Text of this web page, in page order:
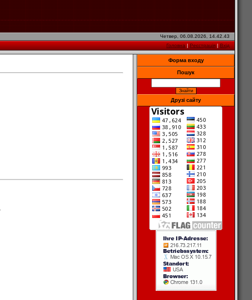
Четвер, 06.08.2026, 14.42.43
Головна|Реєстрація|Вхід
Форма входу
Пошук
Друзі сайту